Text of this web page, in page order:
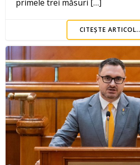
primele trei măsuri […]
CITEȘTE ARTICOL..